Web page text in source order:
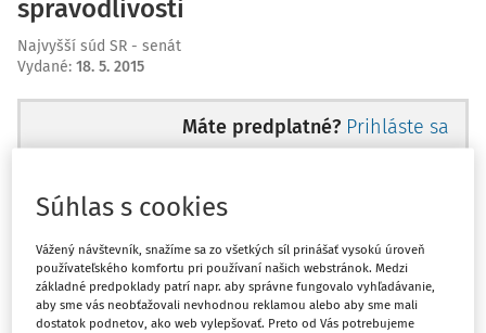
spravodlivosti
Najvyšší súd SR - senát
Vydané: 18. 5. 2015
Máte predplatné? Prihláste sa
Ups, zatiaľ ste si prečítali len
začiatok...
Súhlas s cookies
Vážený návštevník, snažíme sa zo všetkých síl prinášať vysokú úroveň
používateľského komfortu pri používaní našich webstránok. Medzi
základné predpoklady patrí napr. aby správne fungovalo vyhľadávanie,
aby sme vás neobťažovali nevhodnou reklamou alebo aby sme mali
dostatok podnetov, ako web vylepšovať. Preto od Vás potrebujeme